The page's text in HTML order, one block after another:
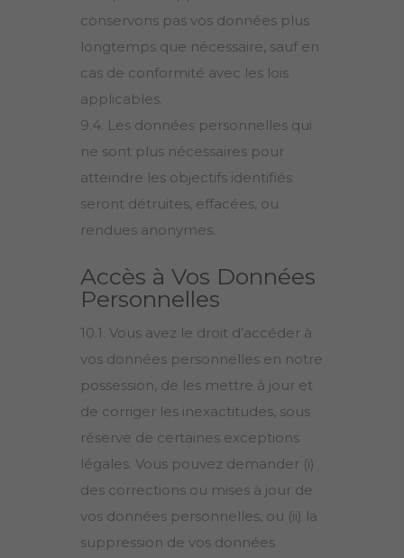
conservons pas vos données plus
longtemps que nécessaire, sauf en
cas de conformité avec les lois
applicables.
9.4. Les données personnelles qui
ne sont plus nécessaires pour
atteindre les objectifs identifiés
seront détruites, effacées, ou
rendues anonymes.
Accès à Vos Données
Personnelles
10.1. Vous avez le droit d’accéder à
vos données personnelles en notre
possession, de les mettre à jour et
de corriger les inexactitudes, sous
réserve de certaines exceptions
légales. Vous pouvez demander (i)
des corrections ou mises à jour de
vos données personnelles, ou (ii) la
suppression de vos données